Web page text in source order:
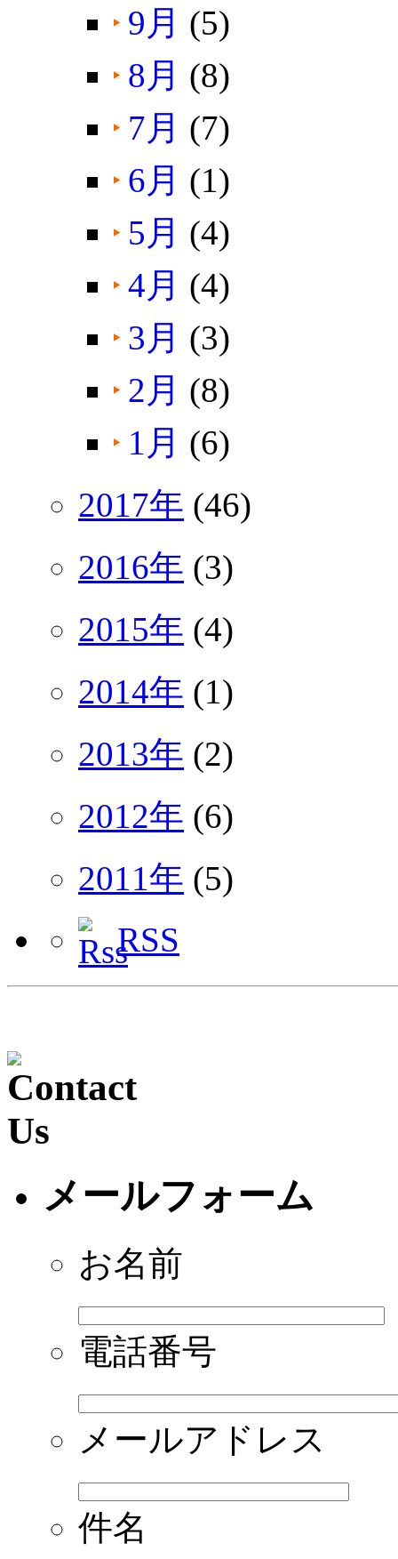
9月 (5)
8月 (8)
7月 (7)
6月 (1)
5月 (4)
4月 (4)
3月 (3)
2月 (8)
1月 (6)
2017年 (46)
2016年 (3)
2015年 (4)
2014年 (1)
2013年 (2)
2012年 (6)
2011年 (5)
RSS
メールフォーム
お名前
電話番号
メールアドレス
件名